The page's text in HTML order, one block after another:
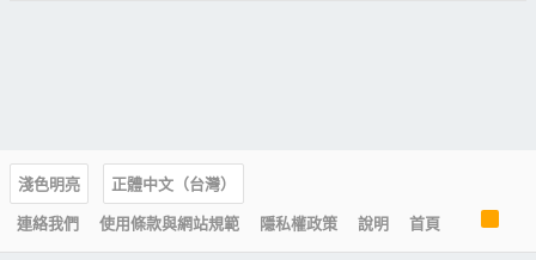
淺色明亮
正體中文（台灣）
連絡我們
使用條款與網站規範 隱私權政策 說明 首頁
R
S
S